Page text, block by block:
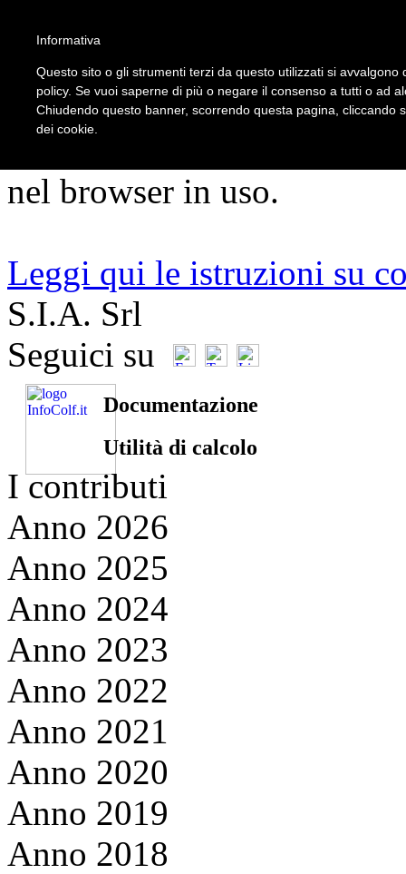
ATTENZIONE!!!
nel browser in uso.
Leggi qui le istruzioni su
S.I.A. Srl
Seguici su
Documentazione
Utilità di calcolo
I contributi
Anno 2026
Anno 2025
Anno 2024
Anno 2023
Anno 2022
Anno 2021
Anno 2020
Anno 2019
Anno 2018
Informativa
Questo sito o gli strumenti terzi da questo utilizzati si
policy. Se vuoi saperne di più o negare il consenso a tutti o ad
Chiudendo questo banner, scorrendo questa pagina, cliccando
dei cookie.